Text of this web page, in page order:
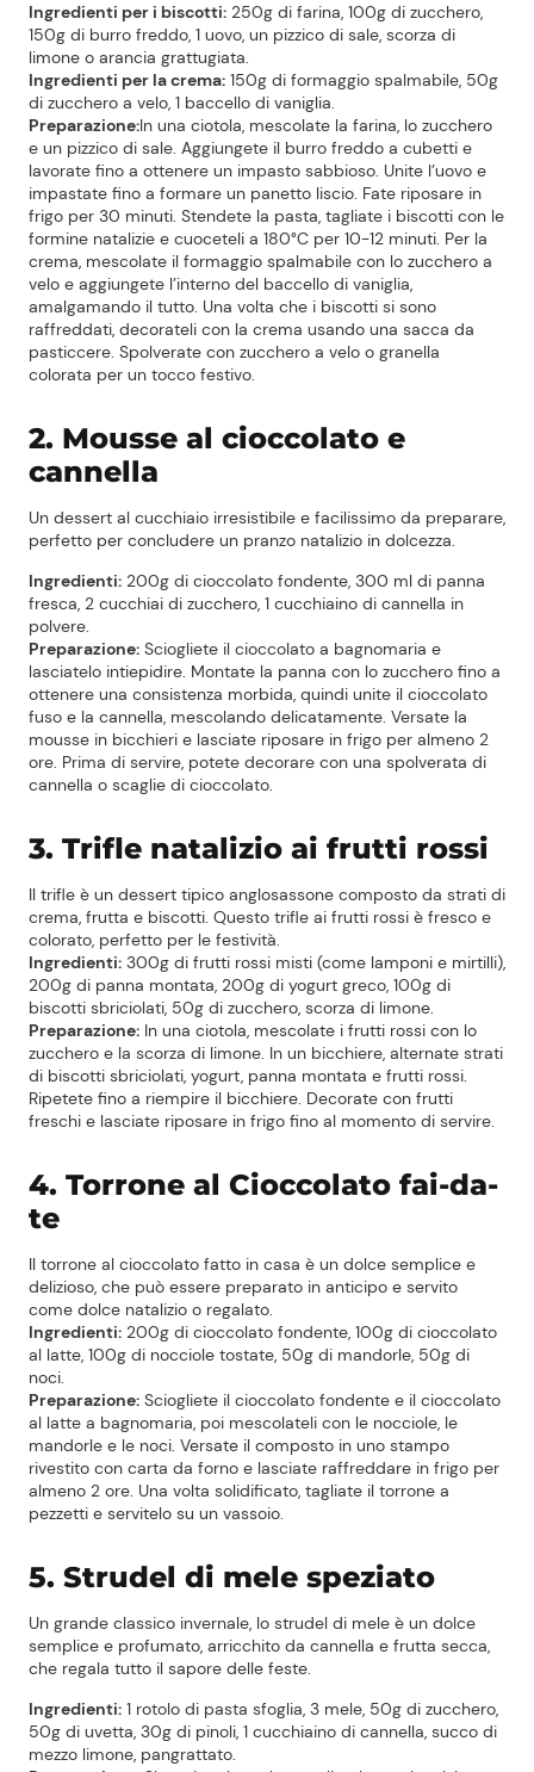
Prezzi Rossetto
Ingredienti per i biscotti: 250g di farina, 100g di zucchero,
150g di burro freddo, 1 uovo, un pizzico di sale, scorza di
limone o arancia grattugiata.
Ingredienti per la crema: 150g di formaggio spalmabile, 50g
di zucchero a velo, 1 baccello di vaniglia.
Preparazione:In una ciotola, mescolate la farina, lo zucchero
e un pizzico di sale. Aggiungete il burro freddo a cubetti e
lavorate fino a ottenere un impasto sabbioso. Unite l’uovo e
impastate fino a formare un panetto liscio. Fate riposare in
frigo per 30 minuti. Stendete la pasta, tagliate i biscotti con le
formine natalizie e cuoceteli a 180°C per 10-12 minuti. Per la
crema, mescolate il formaggio spalmabile con lo zucchero a
velo e aggiungete l’interno del baccello di vaniglia,
amalgamando il tutto. Una volta che i biscotti si sono
raffreddati, decorateli con la crema usando una sacca da
pasticcere. Spolverate con zucchero a velo o granella
colorata per un tocco festivo.
2. Mousse al cioccolato e
cannella
Un dessert al cucchiaio irresistibile e facilissimo da preparare,
perfetto per concludere un pranzo natalizio in dolcezza.
Ingredienti: 200g di cioccolato fondente, 300 ml di panna
fresca, 2 cucchiai di zucchero, 1 cucchiaino di cannella in
polvere.
Preparazione: Sciogliete il cioccolato a bagnomaria e
lasciatelo intiepidire. Montate la panna con lo zucchero fino a
ottenere una consistenza morbida, quindi unite il cioccolato
fuso e la cannella, mescolando delicatamente. Versate la
mousse in bicchieri e lasciate riposare in frigo per almeno 2
ore. Prima di servire, potete decorare con una spolverata di
cannella o scaglie di cioccolato.
3. Trifle natalizio ai frutti rossi
Il trifle è un dessert tipico anglosassone composto da strati di
crema, frutta e biscotti. Questo trifle ai frutti rossi è fresco e
colorato, perfetto per le festività.
Ingredienti: 300g di frutti rossi misti (come lamponi e mirtilli),
200g di panna montata, 200g di yogurt greco, 100g di
biscotti sbriciolati, 50g di zucchero, scorza di limone.
Preparazione: In una ciotola, mescolate i frutti rossi con lo
zucchero e la scorza di limone. In un bicchiere, alternate strati
di biscotti sbriciolati, yogurt, panna montata e frutti rossi.
Ripetete fino a riempire il bicchiere. Decorate con frutti
freschi e lasciate riposare in frigo fino al momento di servire.
4. Torrone al Cioccolato fai-da-
te
Il torrone al cioccolato fatto in casa è un dolce semplice e
delizioso, che può essere preparato in anticipo e servito
come dolce natalizio o regalato.
Ingredienti: 200g di cioccolato fondente, 100g di cioccolato
al latte, 100g di nocciole tostate, 50g di mandorle, 50g di
noci.
Preparazione: Sciogliete il cioccolato fondente e il cioccolato
al latte a bagnomaria, poi mescolateli con le nocciole, le
mandorle e le noci. Versate il composto in uno stampo
rivestito con carta da forno e lasciate raffreddare in frigo per
almeno 2 ore. Una volta solidificato, tagliate il torrone a
pezzetti e servitelo su un vassoio.
5. Strudel di mele speziato
Un grande classico invernale, lo strudel di mele è un dolce
semplice e profumato, arricchito da cannella e frutta secca,
che regala tutto il sapore delle feste.
Ingredienti: 1 rotolo di pasta sfoglia, 3 mele, 50g di zucchero,
50g di uvetta, 30g di pinoli, 1 cucchiaino di cannella, succo di
mezzo limone, pangrattato.